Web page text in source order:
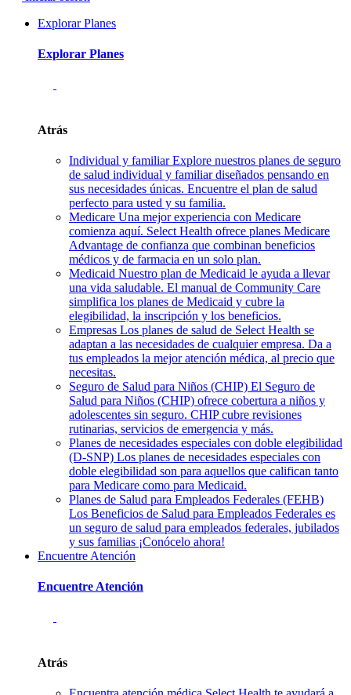
Explorar Planes
Explorar Planes
Atrás
Individual y familiar Explore nuestros planes de seguro
de salud individual y familiar diseñados pensando en
sus necesidades únicas. Encuentre el plan de salud
perfecto para usted y su familia.
Medicare Una mejor experiencia con Medicare
comienza aquí. Select Health ofrece planes Medicare
Advantage de confianza que combinan beneficios
médicos y de farmacia en un solo plan.
Medicaid Nuestro plan de Medicaid le ayuda a llevar
una vida saludable. El manual de Community Care
simplifica los planes de Medicaid y cubre la
elegibilidad, la inscripción y los beneficios.
Empresas Los planes de salud de Select Health se
adaptan a las necesidades de cualquier empresa. Da a
tus empleados la mejor atención médica, al precio que
necesitas.
Seguro de Salud para Niños (CHIP) El Seguro de
Salud para Niños (CHIP) ofrece cobertura a niños y
adolescentes sin seguro. CHIP cubre revisiones
rutinarias, servicios de emergencia y más.
Planes de necesidades especiales con doble elegibilidad
(D-SNP) Los planes de necesidades especiales con
doble elegibilidad son para aquellos que califican tanto
para Medicare como para Medicaid.
Planes de Salud para Empleados Federales (FEHB)
Los Beneficios de Salud para Empleados Federales es
un seguro de salud para empleados federales, jubilados
y sus familias ¡Conócelo ahora!
Encuentre Atención
Encuentre Atención
Atrás